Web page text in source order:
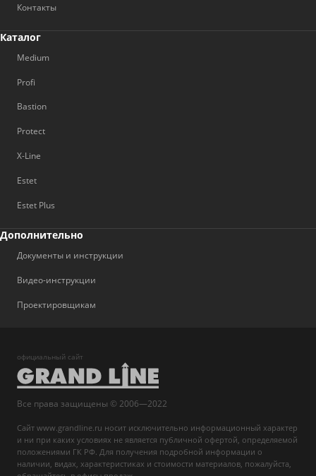
Контакты
Каталог
Medium
Profi
Bastion
Protect
X-Line
Estet
Estet Plus
Дополнительно
Документы и инструкции
Видео-инструкции
Проектировщикам
официальный сайт
Все права защищены © 2006—2022
Сайт www.grandline.ru носит исключительно информационный характер
и ни при каких условиях не является публичной офертой, определяемой
положениями ГК РФ. Для получения подробной информации о
наличии, видах, характеристиках и стоимости материалов, пожалуйста,